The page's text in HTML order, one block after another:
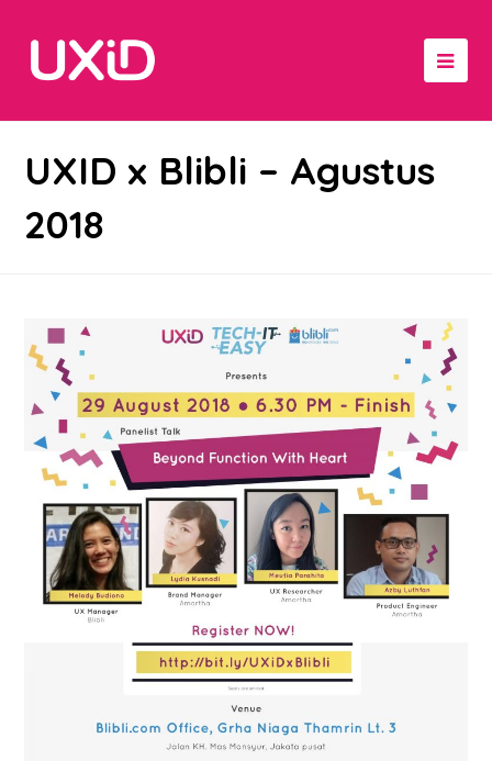
UXID x Blibli – Agustus
2018